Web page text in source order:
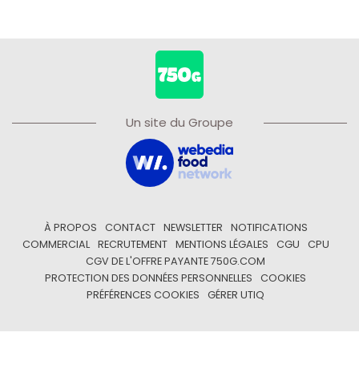
Un site du Groupe
À PROPOS CONTACT NEWSLETTER
NOTIFICATIONS
COMMERCIAL
RECRUTEMENT MENTIONS LÉGALES CGU
CPU
CGV DE L'OFFRE PAYANTE 750G.COM
PROTECTION DES DONNÉES PERSONNELLES
COOKIES
PRÉFÉRENCES COOKIES
GÉRER UTIQ